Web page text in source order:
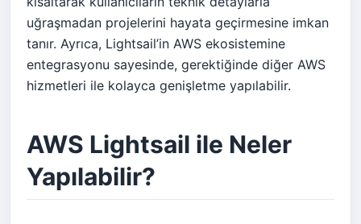
uğraşmadan projelerini hayata geçirmesine imkan
tanır. Ayrıca, Lightsail’in AWS ekosistemine
entegrasyonu sayesinde, gerektiğinde diğer AWS
hizmetleri ile kolayca genişletme yapılabilir.
AWS Lightsail ile Neler
Yapılabilir?